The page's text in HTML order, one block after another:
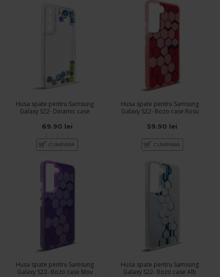
Husa spate pentru Samsung
Galaxy S22- Dinamic case
69.90 lei
CUMPARA
Husa spate pentru Samsung
Galaxy S22- Bozo case Rosu
59.90 lei
CUMPARA
Husa spate pentru Samsung
Galaxy S22- Bozo case Mov
Husa spate pentru Samsung
Galaxy S22- Bozo case Alb